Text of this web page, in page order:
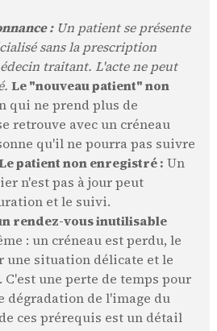
:Un patient se présente
sans la prescription
traitant. L'acte ne peut
Le "nouveau patient" non
qui ne prend plus de
retrouve avec un créneau
qu'il ne pourra pas suivre
patient non enregistré : Un
n'est pas à jour peut
et le suivi.
rendez-vous inutilisable
: un créneau est perdu, le
une situation délicate et le
une perte de temps pour
dégradation de l'image du
ces prérequis est un détail